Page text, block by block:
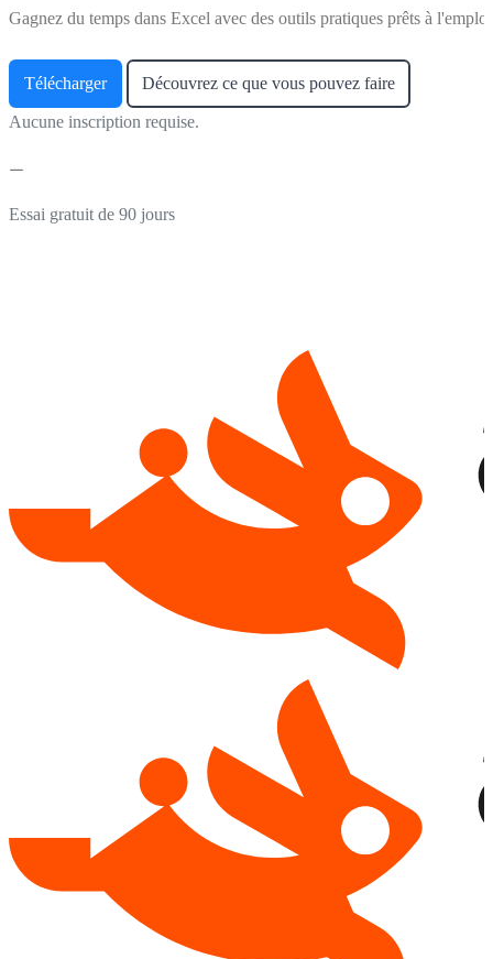
Gagnez du temps dans Excel avec des outils pratiques prêts à
Télécharger Découvrez ce que vous pouvez faire
Aucune inscription requise.
Essai gratuit de 90 jours